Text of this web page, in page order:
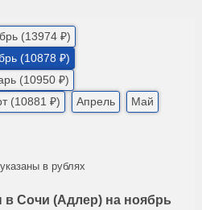
(13974 ₽)
(10878 ₽)
(10950 ₽)
(10881 ₽) Апрель
Май
в рублях
Сочи (Адлер) на ноябрь